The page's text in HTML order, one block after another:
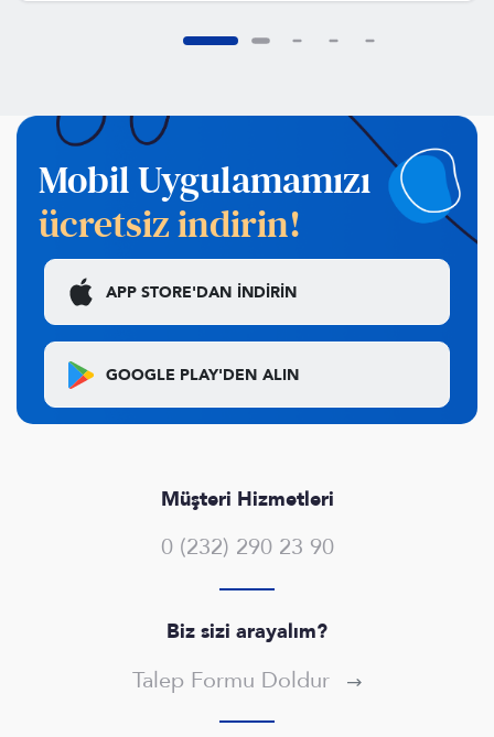
Mobil Uygulamamızı
ücretsiz indirin!
APP STORE'DAN İNDİRİN
GOOGLE PLAY'DEN ALIN
Müşteri Hizmetleri
0 (232) 290 23 90
Biz sizi arayalım?
Talep Formu Doldur